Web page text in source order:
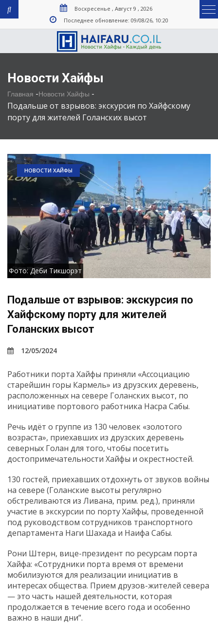
Воскресенье , Август 9 , 2026
Последнее обновление: 09/08/26, 10:20
Новости Хайфы
Главная -Новости Хайфы -
Подальше от взрывов: экскурсия по Хайфскому
порту для жителей Голанских высот
НОВОСТИ ХАЙФЫ
Фото: Деби Тикшорэт
Подальше от взрывов: экскурсия по
Хайфскому порту для жителей
Голанских высот
12/05/2024
Работники порта Хайфы приняли «Ассоциацию
старейшин горы Кармель» из друзских деревень,
расположенных на севере Голанских высот, по
инициативе портового работника Насра Сабы.
Речь идёт о группе из 130 человек «золотого
возраста», приехавших из друзских деревень
северных Голан для того, чтобы посетить
достопримечательности Хайфы и окрестностей.
130 гостей, приехавших отдохнуть от звуков войны
на севере (Голанские высоты регулярно
обстреливаются из Ливана, прим. ред.), приняли
участие в экскурсии по порту Хайфы, проведенной
под руководством сотрудников транспортного
департамента Наги Шахада и Наифа Сабы.
Рони Штерн, вице-президент по ресурсам порта
Хайфа: «Сотрудники порта время от времени
мобилизуются для реализации инициатив в
интересах общества. Прием друзов-жителей севера
— это часть нашей деятельности, которая
продолжается в течение всего года и особенно
важно в наши дни”.